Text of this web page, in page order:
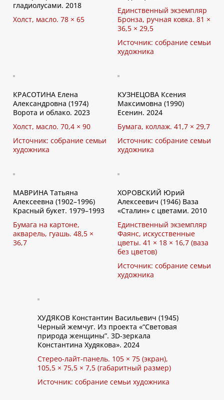
гладиолусами. 2018
Холст, масло. 78 × 65
Единственный экземпляр
Бронза, ручная ковка. 81 ×
36,5 × 29,5
Источник: собрание семьи
художника
КРАСОТИНА Елена
Александровна (1974)
Ворота и облако. 2023
Холст, масло. 70,4 × 90
Источник: собрание семьи
художника
КУЗНЕЦОВА Ксения
Максимовна (1990)
Есенин. 2024
Бумага, коллаж. 41,7 × 29,7
Источник: собрание семьи
художника
МАВРИНА Татьяна
Алексеевна (1902–1996)
Красный букет. 1979–1993
Бумага на картоне,
акварель, гуашь. 48,5 ×
36,7
ХОРОВСКИЙ Юрий
Алексеевич (1946) Ваза
«Сталин» с цветами. 2010
Единственный экземпляр
Фаянс, искусственные
цветы. 41 × 18 × 16,7 (ваза
без цветов)
Источник: собрание семьи
художника
ХУДЯКОВ Константин Васильевич (1945)
Черный жемчуг. Из проекта «“Световая
природа женщины”. 3D-зеркала
Константина Худякова». 2024
Стерео-лайт-панель. 105 × 75 (экран),
105,5 × 75,5 × 7,5 (габаритный размер)
Источник: собрание семьи художника